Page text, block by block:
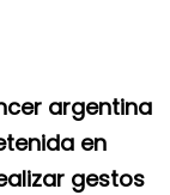
argentina
en
gestos